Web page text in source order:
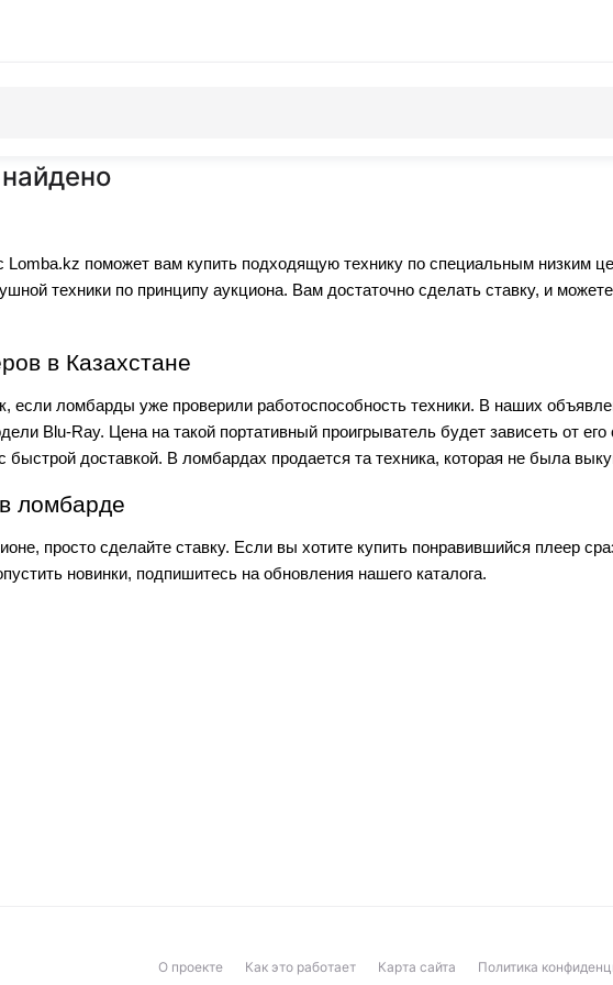
поможет вам купить подходящую технику по специальным низким
техники по принципу аукциона. Вам достаточно сделать ставку, и
в Казахстане
если ломбарды уже проверили работоспособность техники. В наших
Blu-Ray. Цена на такой портативный проигрыватель будет зависеть от
быстрой доставкой. В ломбардах продается та техника, которая не была
ломбарде
просто сделайте ставку. Если вы хотите купить понравившийся плеер
новинки, подпишитесь на обновления нашего каталога.
О проекте Как это работает Карта сайта Политика